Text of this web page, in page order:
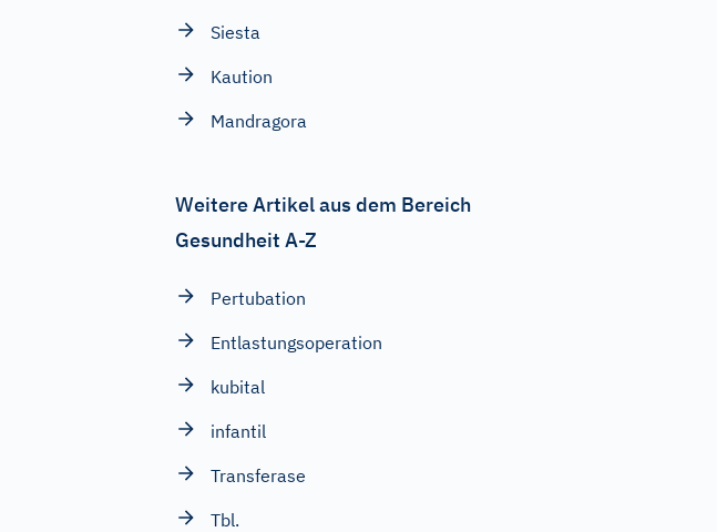
Siesta
Kaution
Mandragora
Weitere Artikel aus dem Bereich
Gesundheit A-Z
Pertubation
Entlastungsoperation
kubital
infantil
Transferase
Tbl.